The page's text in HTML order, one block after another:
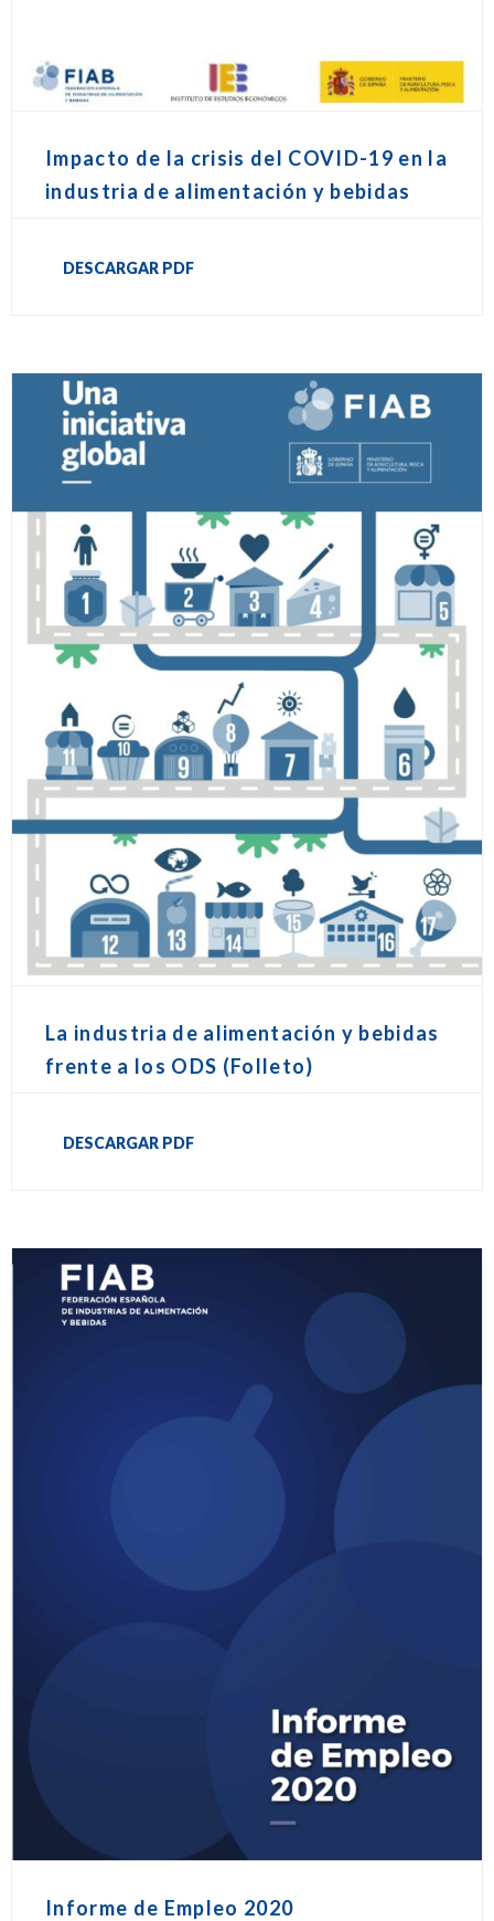
Impacto de la crisis del COVID-19 en la
industria de alimentación y bebidas
DESCARGAR PDF
La industria de alimentación y bebidas
frente a los ODS (Folleto)
DESCARGAR PDF
Informe de Empleo 2020